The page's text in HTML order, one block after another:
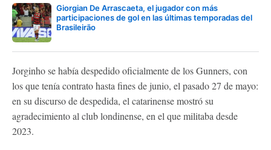
Giorgian De Arrascaeta, el jugador con más
participaciones de gol en las últimas temporadas del
Brasileirão
Jorginho se había despedido oficialmente de los Gunners, con
los que tenía contrato hasta fines de junio, el pasado 27 de mayo:
en su discurso de despedida, el catarinense mostró su
agradecimiento al club londinense, en el que militaba desde
2023.